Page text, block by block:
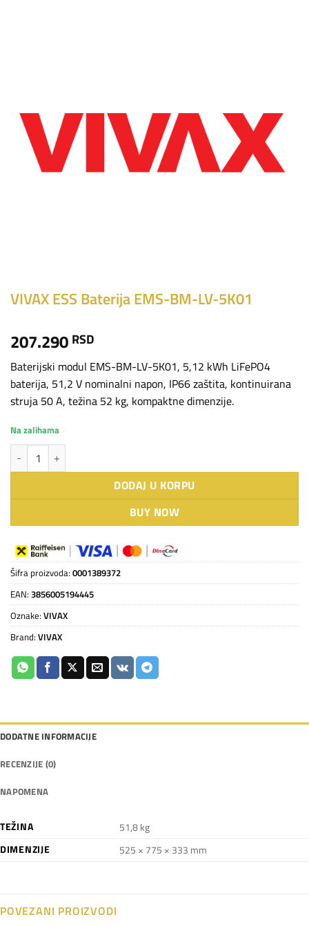
VIVAX ESS Baterija EMS-BM-LV-5K01
207.290 RSD
Baterijski modul EMS-BM-LV-5K01, 5,12 kWh LiFePO4
baterija, 51,2 V nominalni napon, IP66 zaštita, kontinuirana
struja 50 A, težina 52 kg, kompaktne dimenzije.
Na zalihama
VIVAX ESS Baterija EMS-BM-LV-5K01 količina
DODAJ U KORPU
BUY NOW
Šifra proizvoda: 0001389372
EAN: 3856005194445
Oznake: VIVAX
Brand: VIVAX
DODATNE INFORMACIJE
RECENZIJE (0)
NAPOMENA
TEŽINA
51,8 kg
DIMENZIJE
525 × 775 × 333 mm
POVEZANI PROIZVODI